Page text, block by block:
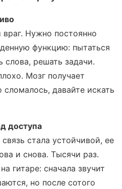
Нужно постоянно
функцию: пытаться
слова, решать задачи.
Мозг получает
сломалось, давайте искать
доступа
стала устойчивой, ее
и снова. Тысячи раз.
гитаре: сначала звучит
но после сотого